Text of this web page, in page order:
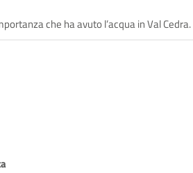
che ha avuto l’acqua in Val Cedra.